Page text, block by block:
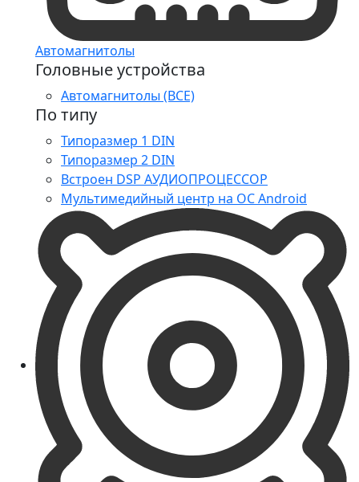
Автомагнитолы
Головные устройства
Автомагнитолы (ВСЕ)
По типу
Типоразмер 1 DIN
Типоразмер 2 DIN
Встроен DSP АУДИОПРОЦЕССОР
Мультимедийный центр на ОС Android